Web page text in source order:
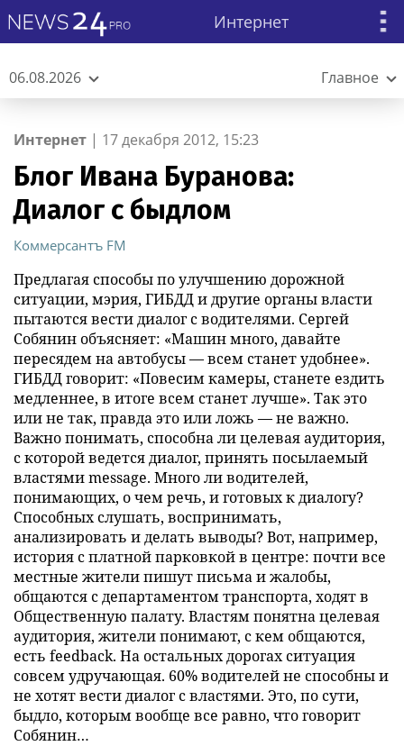
Интернет
06.08.2026 Главное
Интернет | 17 декабря 2012, 15:23
Блог Ивана Буранова:
Диалог с быдлом
Коммерсантъ FM
Предлагая способы по улучшению дорожной
ситуации, мэрия, ГИБДД и другие органы власти
пытаются вести диалог с водителями. Сергей
Собянин объясняет: «Машин много, давайте
пересядем на автобусы — всем станет удобнее».
ГИБДД говорит: «Повесим камеры, станете ездить
медленнее, в итоге всем станет лучше». Так это
или не так, правда это или ложь — не важно.
Важно понимать, способна ли целевая аудитория,
с которой ведется диалог, принять посылаемый
властями message. Много ли водителей,
понимающих, о чем речь, и готовых к диалогу?
Способных слушать, воспринимать,
анализировать и делать выводы? Вот, например,
история с платной парковкой в центре: почти все
местные жители пишут письма и жалобы,
общаются с департаментом транспорта, ходят в
Общественную палату. Властям понятна целевая
аудитория, жители понимают, с кем общаются,
есть feedback. На остальных дорогах ситуация
совсем удручающая. 60% водителей не способны и
не хотят вести диалог с властями. Это, по сути,
быдло, которым вообще все равно, что говорит
Собянин…